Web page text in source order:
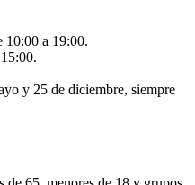
10:00 a 19:00.
y 25 de diciembre, siempre